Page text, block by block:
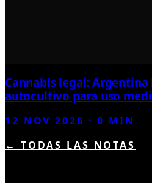
Cannabis legal: Argentina
autocultivo para uso
12 NOV 2020 ·0 MIN
← TODAS LAS NOTAS